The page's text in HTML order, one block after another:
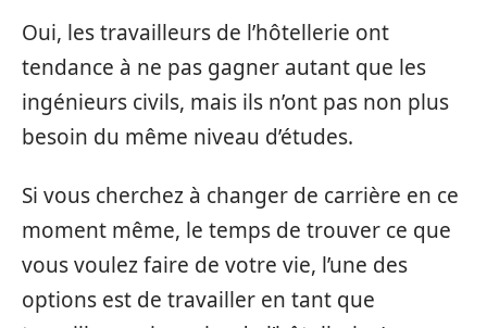
Oui, les travailleurs de l’hôtellerie ont
tendance à ne pas gagner autant que les
ingénieurs civils, mais ils n’ont pas non plus
besoin du même niveau d’études.
Si vous cherchez à changer de carrière en ce
moment même, le temps de trouver ce que
vous voulez faire de votre vie, l’une des
options est de travailler en tant que